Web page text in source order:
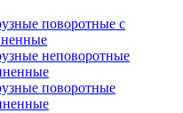
поворотные с
неповоротные
поворотные